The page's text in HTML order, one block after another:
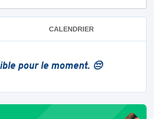
CALENDRIER
pour le moment. 😔